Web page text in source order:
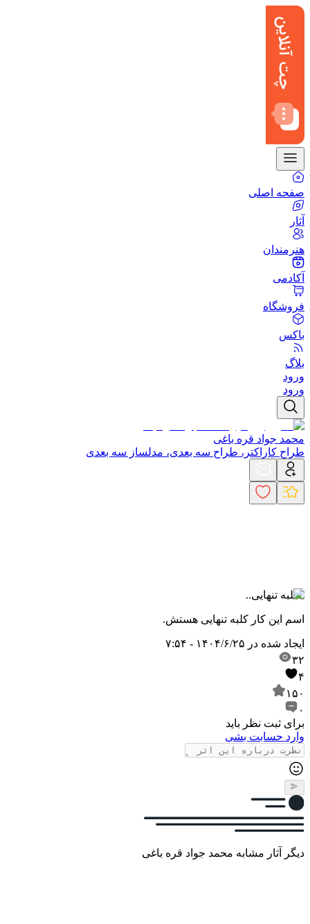
صفحه اصلی
آثار
هنرمندان
آکادمی
فروشگاه
باکس
بلاگ
ورود
ورود
محمد جواد قره باغی
طراح کاراکتر، طراح سه بعدی، مدلساز سه بعدی
..کلبه تنهایی..
اسم این کار کلبه تنهایی هستش.
ایجاد شده در ۱۴۰۴/۶/۲۵ - ۷:۵۴
۳۲
۴
۱۵۰
۰
برای ثبت نظر باید
وارد حسابت بشی
دیگر آثار مشابه محمد جواد قره باغی